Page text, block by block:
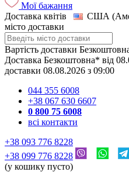
Мої бажання
Доставка квітів
США
місто доставки
Вартість доставки
Доставка Безкоштовна* від
доставки 08.08.2026 з 09:00
044 355 6008
+38 067 630 6607
0 800 75 6008
всі контакти
+38 093 776 8228
+38 099 776 8228
(у кошику пусто)